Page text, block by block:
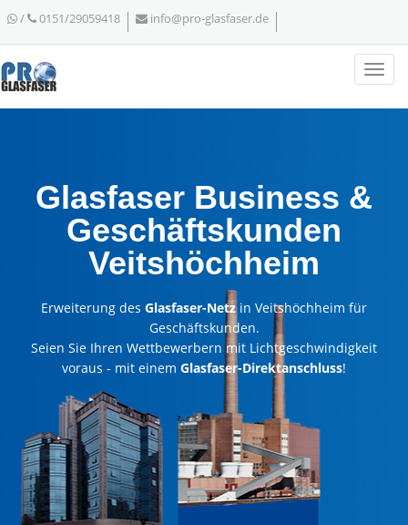
/ 0151/29059418 info@pro-glasfaser.de
Glasfaser Business &
Geschäftskunden
Veitshöchheim
Erweiterung des Glasfaser-Netzin Veitshöchheim für
Geschäftskunden.
Seien Sie Ihren Wettbewerbern mit Lichtgeschwindigkeit
voraus - mit einem Glasfaser-Direktanschluss!